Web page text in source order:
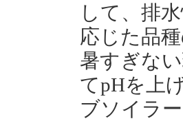
して、排
応じた品
暑すぎな
てpHを上
ブソイラ